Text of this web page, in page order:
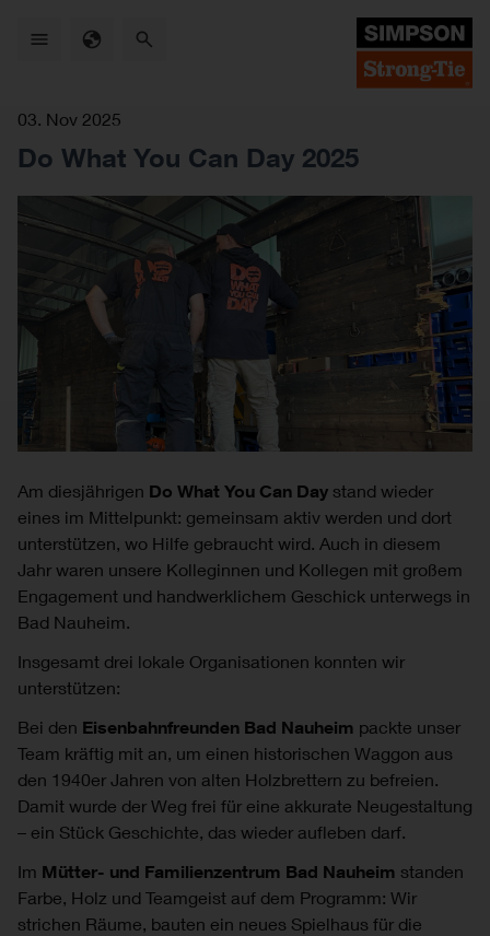
03. Nov 2025
Do What You Can Day 2025
Am diesjährigen Do What You Can Day stand wieder
eines im Mittelpunkt: gemeinsam aktiv werden und dort
unterstützen, wo Hilfe gebraucht wird. Auch in diesem
Jahr waren unsere Kolleginnen und Kollegen mit großem
Engagement und handwerklichem Geschick unterwegs in
Bad Nauheim.
Insgesamt drei lokale Organisationen konnten wir
unterstützen:
Bei den Eisenbahnfreunden Bad Nauheim packte unser
Team kräftig mit an, um einen historischen Waggon aus
den 1940er Jahren von alten Holzbrettern zu befreien.
Damit wurde der Weg frei für eine akkurate Neugestaltung
– ein Stück Geschichte, das wieder aufleben darf.
Im Mütter- und Familienzentrum Bad Nauheim standen
Farbe, Holz und Teamgeist auf dem Programm: Wir
strichen Räume, bauten ein neues Spielhaus für die